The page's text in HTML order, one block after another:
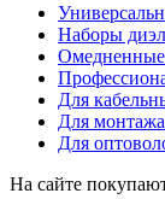
Наборы
Для
Для
Для
На сайте